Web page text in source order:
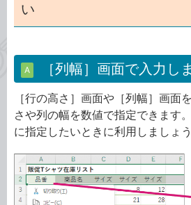
い
A ［列幅］画面で入力し
［行の高さ］画面や［列幅］画面
さや列の幅を数値で指定できます
に指定したいときに利用しましょう